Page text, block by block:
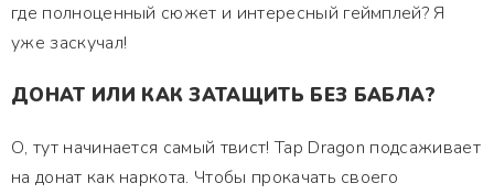
где полноценный сюжет и интересный геймплей? Я
уже заскучал!
ДОНАТ ИЛИ КАК ЗАТАЩИТЬ БЕЗ БАБЛА?
О, тут начинается самый твист! Tap Dragon подсаживает
на донат как наркота. Чтобы прокачать своего